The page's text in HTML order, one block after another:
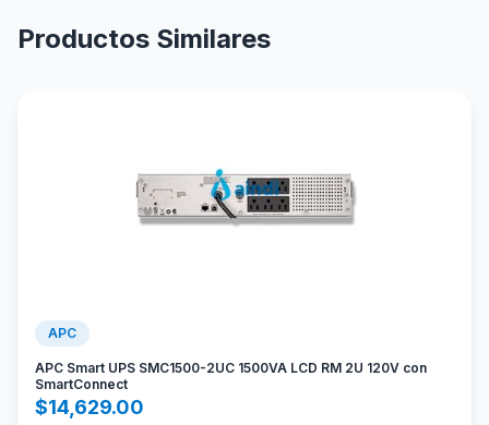
Productos Similares
APC
APC Smart UPS SMC1500-2UC 1500VA LCD RM 2U 120V con
SmartConnect
$14,629.00